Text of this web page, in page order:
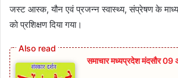
जस्ट आस्क, यौन एवं प्रजन्न स्वास्थ्य, संप्रेषण के
को प्रशिक्षण दिया गया।
समाचार मध्यप्रदेश मंदसौर 09